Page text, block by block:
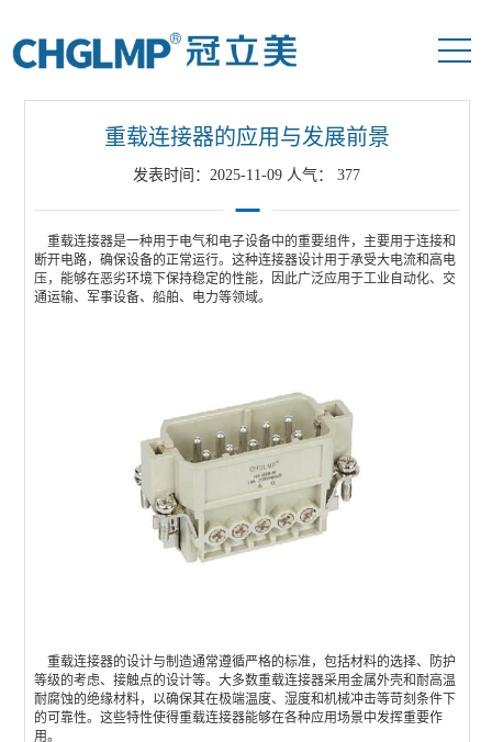
重载连接器的应用与发展前景
发表时间：2025-11-09 人气： 377
重载连接器是一种用于电气和电子设备中的重要组件，主要用于连接和
断开电路，确保设备的正常运行。这种连接器设计用于承受大电流和高电
压，能够在恶劣环境下保持稳定的性能，因此广泛应用于工业自动化、交
通运输、军事设备、船舶、电力等领域。
重载连接器的设计与制造通常遵循严格的标准，包括材料的选择、防护
等级的考虑、接触点的设计等。大多数重载连接器采用金属外壳和耐高温
耐腐蚀的绝缘材料，以确保其在极端温度、湿度和机械冲击等苛刻条件下
的可靠性。这些特性使得重载连接器能够在各种应用场景中发挥重要作
用。